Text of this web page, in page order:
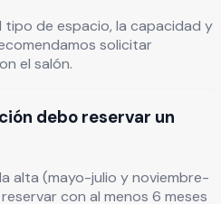
tipo de espacio, la capacidad y
solicitar
el salón.
debo reservar un
alta (mayo-julio y noviembre-
con al menos 6 meses